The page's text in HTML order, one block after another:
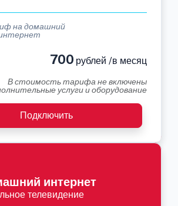
на домашний
700 рублей /в месяц
В стоимость тарифа не включены
услуги и оборудование
Подключить
интернет
телевидение